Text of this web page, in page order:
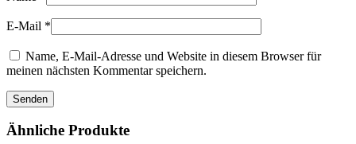
E-Mail *
Name, E-Mail-Adresse und Website in diesem Browser für
meinen nächsten Kommentar speichern.
Ähnliche Produkte